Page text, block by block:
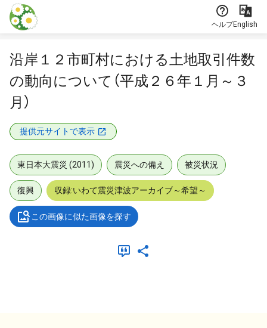
本文に飛ぶ
ヘルプEnglish
沿岸１２市町村における土地取引件数
の動向について（平成２６年１月～３
月）
提供元サイトで表示
東日本大震災 (2011) 震災への備え 被災状況
復興 収録:いわて震災津波アーカイブ～希望～
この画像に似た画像を探す